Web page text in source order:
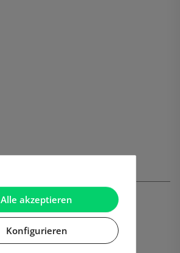
Alle akzeptieren
Konfigurieren